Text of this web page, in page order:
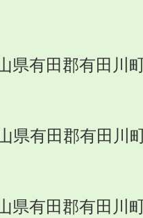
県有田郡有田川
県有田郡有田川
県有田郡有田川